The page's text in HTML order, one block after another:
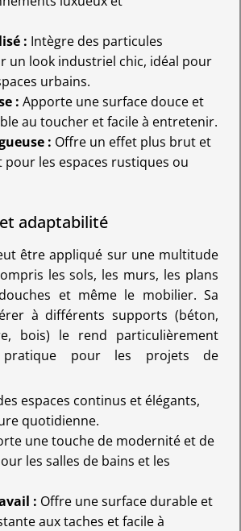
: Intègre des particules
un look industriel chic, idéal pour
urbains.
: Apporte une surface douce et
au toucher et facile à entretenir.
: Offre un effet plus brut et
les espaces rustiques ou
adaptabilité
être appliqué sur une multitude
les sols, les murs, les plans
et même le mobilier. Sa
à différents supports (béton,
bois) le rend particulièrement
pour les projets de
espaces continus et élégants,
quotidienne.
une touche de modernité et de
les salles de bains et les
: Offre une surface durable et
aux taches et facile à